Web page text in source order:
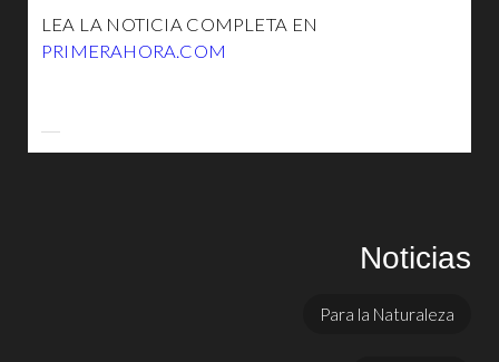
LEA LA NOTICIA COMPLETA EN
PRIMERAHORA.COM
Noticias
Para la Naturaleza